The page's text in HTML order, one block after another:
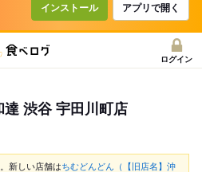
インストール アプリで開く
ログイン
渋谷 宇田川町店
新しい店舗はちむどんどん（【旧店名】沖